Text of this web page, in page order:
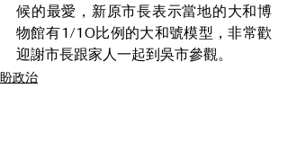
候的最愛，新原市長表示當地的大和博
物館有1/10比例的大和號模型，非常歡
迎謝市長跟家人一起到吳市參觀。
盼政治